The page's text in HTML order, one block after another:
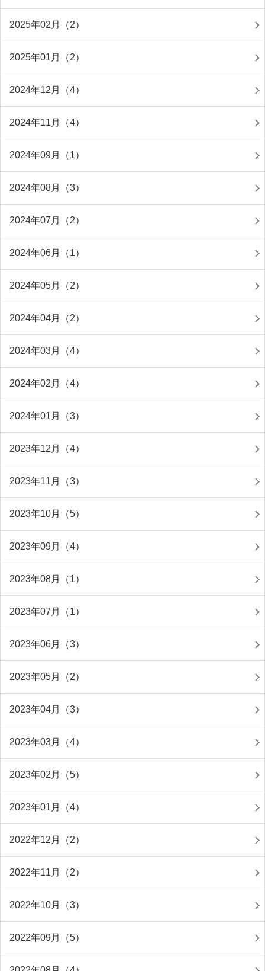
2025年02月（2）
2025年01月（2）
2024年12月（4）
2024年11月（4）
2024年09月（1）
2024年08月（3）
2024年07月（2）
2024年06月（1）
2024年05月（2）
2024年04月（2）
2024年03月（4）
2024年02月（4）
2024年01月（3）
2023年12月（4）
2023年11月（3）
2023年10月（5）
2023年09月（4）
2023年08月（1）
2023年07月（1）
2023年06月（3）
2023年05月（2）
2023年04月（3）
2023年03月（4）
2023年02月（5）
2023年01月（4）
2022年12月（2）
2022年11月（2）
2022年10月（3）
2022年09月（5）